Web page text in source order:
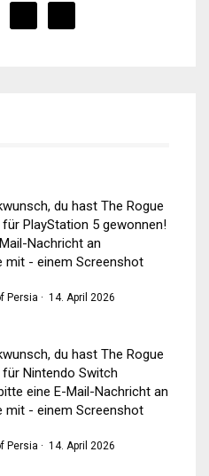
du hast The Rogue
PlayStation 5 gewonnen!
Nachricht an
mit - einem Screenshot
Persia · 14. April 2026
du hast The Rogue
Nintendo Switch
eine E-Mail-Nachricht an
mit - einem Screenshot
Persia · 14. April 2026